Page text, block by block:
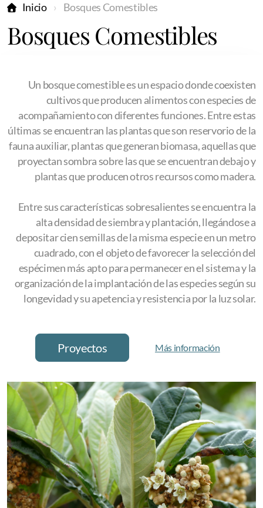
Inicio Bosques Comestibles
Bosques Comestibles
Un bosque comestible es un espacio donde coexisten
cultivos que producen alimentos con especies de
acompañamiento con diferentes funciones. Entre estas
últimas se encuentran las plantas que son reservorio de la
fauna auxiliar, plantas que generan biomasa, aquellas que
proyectan sombra sobre las que se encuentran debajo y
plantas que producen otros recursos como madera.
Entre sus características sobresalientes se encuentra la
alta densidad de siembra y plantación, llegándose a
depositar cien semillas de la misma especie en un metro
cuadrado, con el objeto de favorecer la selección del
espécimen más apto para permanecer en el sistema y la
organización de la implantación de las especies según su
longevidad y su apetencia y resistencia por la luz solar.
Proyectos Más información